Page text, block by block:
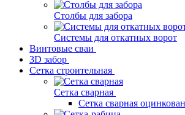
Столбы для забора
Системы для откатных ворот
Винтовые сваи
3D забор
Сетка строительная
Сетка сварная
Сетка сварная